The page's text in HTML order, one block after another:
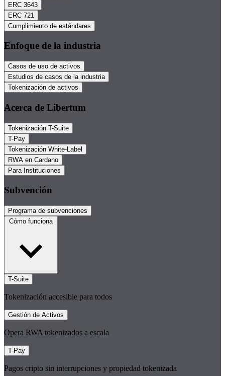
ERC 3643
ERC 721
Cumplimiento de estándares
Enfoque de la industria
Casos de uso de activos
Estudios de casos de la industria
Tokenización de activos
Acerca de Libertum
Tokenización T-Suite
T-Pay
Tokenización White-Label
RWA en Cardano
Para Instituciones
Subvención
Programa de subvenciones
Cómo funciona
T-Suite
Tokenización accesible para todos
Gestión de Activos
Opera RWA tokenizados a escala
T-Pay
Pagos cripto sin interrupciones y propiedad tokenizada